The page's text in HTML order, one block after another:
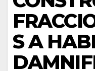
S A